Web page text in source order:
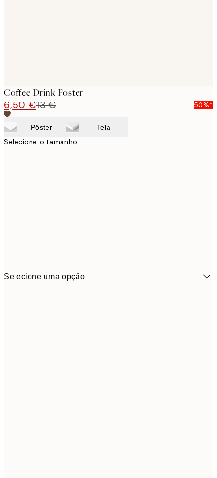
Coffee Drink Poster
6,50 €13 € 50%*
Pôster Tela
Selecione o tamanho
Selecione uma opção